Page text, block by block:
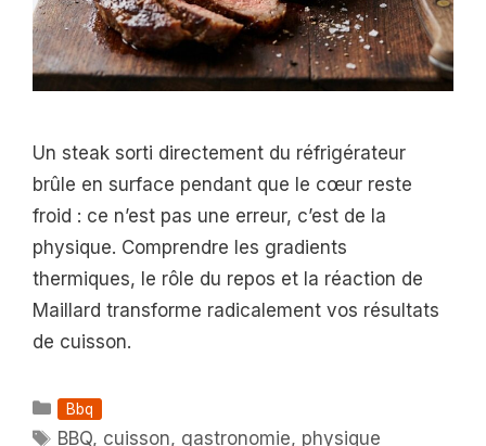
Un steak sorti directement du réfrigérateur
brûle en surface pendant que le cœur reste
froid : ce n’est pas une erreur, c’est de la
physique. Comprendre les gradients
thermiques, le rôle du repos et la réaction de
Maillard transforme radicalement vos résultats
de cuisson.
Catégories
Bbq
Étiquettes
BBQ, cuisson, gastronomie, physique